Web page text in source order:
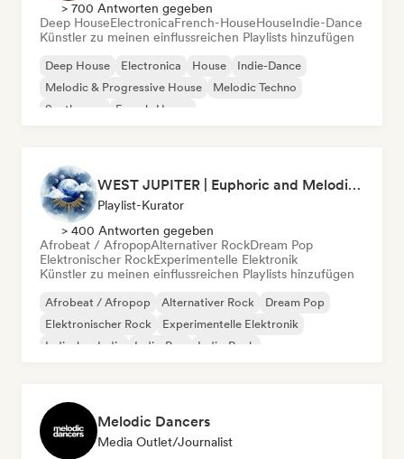
> 700 Antworten gegeben
Deep HouseElectronicaFrench-HouseHouseIndie-Dance
Künstler zu meinen einflussreichen Playlists hinzufügen
Deep House Electronica House
Indie-Dance
Melodic & Progressive House
Melodic Techno
Synthwave
French-House
WEST JUPITER | Euphoric and Melodic Techno | The Best Indie | Organic House
Playlist-Kurator
> 400 Antworten gegeben
Afrobeat / AfropopAlternativer RockDream Pop
Elektronischer RockExperimentelle Elektronik
Künstler zu meinen einflussreichen Playlists hinzufügen
Afrobeat / Afropop Alternativer Rock
Dream Pop
Elektronischer Rock
Experimentelle Elektronik
Indisches Indie
Indie-Pop Indie-Rock
Melodic Dancers
Media Outlet/Journalist